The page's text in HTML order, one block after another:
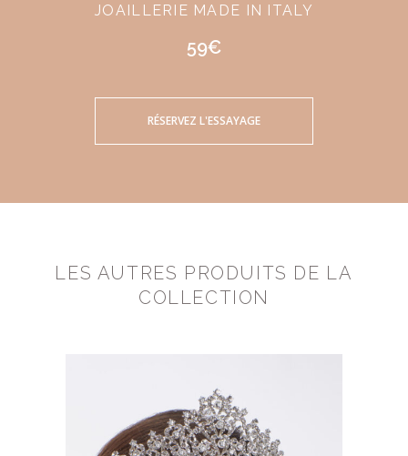
JOAILLERIE MADE IN ITALY
59€
RÉSERVEZ L'ESSAYAGE
LES AUTRES PRODUITS DE LA
COLLECTION